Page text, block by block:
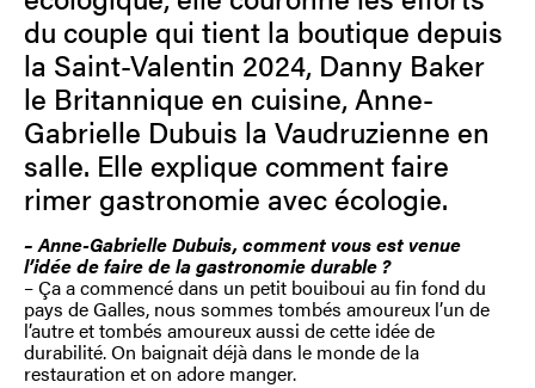
du couple qui tient la boutique depuis
la Saint-Valentin 2024, Danny Baker
le Britannique en cuisine, Anne-
Gabrielle Dubuis la Vaudruzienne en
salle. Elle explique comment faire
rimer gastronomie avec écologie.
– Anne-Gabrielle Dubuis, comment vous est venue
l’idée de faire de la gastronomie durable ?
– Ça a commencé dans un petit bouiboui au fin fond du
pays de Galles, nous sommes tombés amoureux l’un de
l’autre et tombés amoureux aussi de cette idée de
durabilité. On baignait déjà dans le monde de la
restauration et on adore manger.